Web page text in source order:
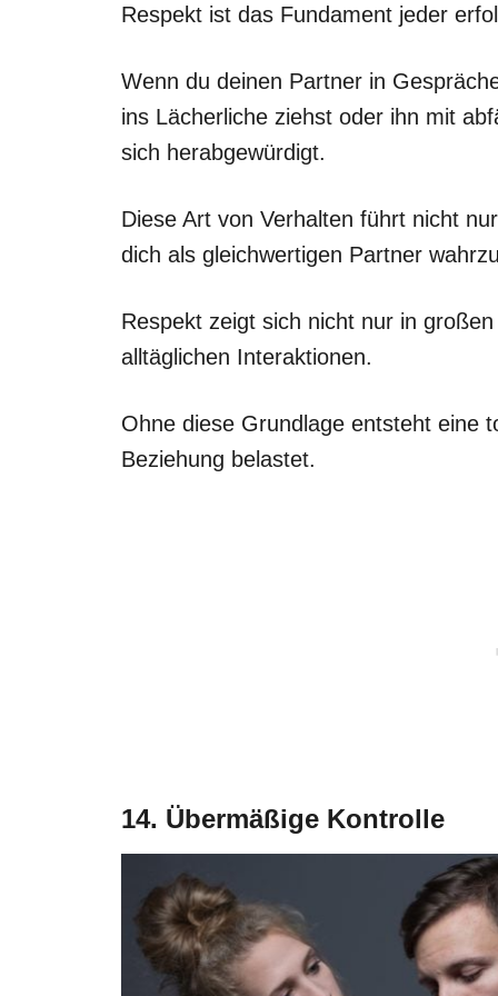
Respekt ist das Fundament jeder
Wenn du deinen Partner in
ins Lächerliche ziehst oder ihn mit
sich herabgewürdigt.
Diese Art von Verhalten führt nicht
dich als gleichwertigen Partner
Respekt zeigt sich nicht nur in
alltäglichen Interaktionen.
Ohne diese Grundlage entsteht eine
Beziehung belastet.
14. Übermäßige Kontrolle